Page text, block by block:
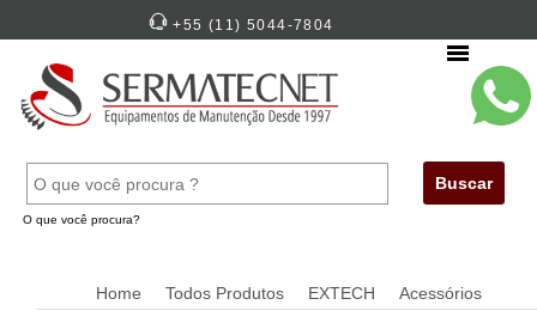
+55 (11) 5044-7804
Menu
O que você procura?
Buscar
Home Todos Produtos EXTECH Acessórios